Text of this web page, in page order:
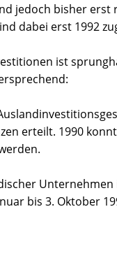
jedoch bisher erst
dabei erst 1992
ist
erteilt. 1990
Unternehmen
bis 3. Oktober